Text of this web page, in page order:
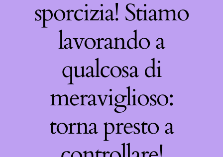
sporcizia! Stiamo
lavorando a
qualcosa di
meraviglioso:
torna presto a